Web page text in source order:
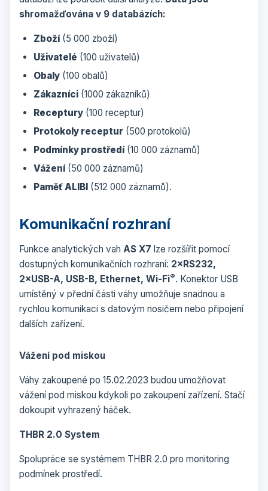
shromažďována v 9 databázích:
Zboží(5 000 zboží)
Uživatelé (100 uživatelů)
Obaly (100 obalů)
Zákazníci (1000 zákazníků)
Receptury (100 receptur)
Protokoly receptur (500 protokolů)
Podmínky prostředí(10 000 záznamů)
Vážení(50 000 záznamů)
Paměť ALIBI (512 000 záznamů).
Komunikační rozhraní
Funkce analytických vah AS X7 lze rozšířit pomocí
dostupných komunikačních rozhraní: 2×RS232,
2×USB-A, USB-B, Ethernet, Wi-Fi®. Konektor USB
umístěný v přední části váhy umožňuje snadnou a
rychlou komunikaci s datovým nosičem nebo připojení
dalších zařízení.
Vážení pod miskou
Váhy zakoupené po 15.02.2023 budou umožňovat
vážení pod miskou kdykoli po zakoupení zařízení. Stačí
dokoupit vyhrazený háček.
THBR 2.0 System
Spolupráce se systémem THBR 2.0 pro monitoring
podmínek prostředí.